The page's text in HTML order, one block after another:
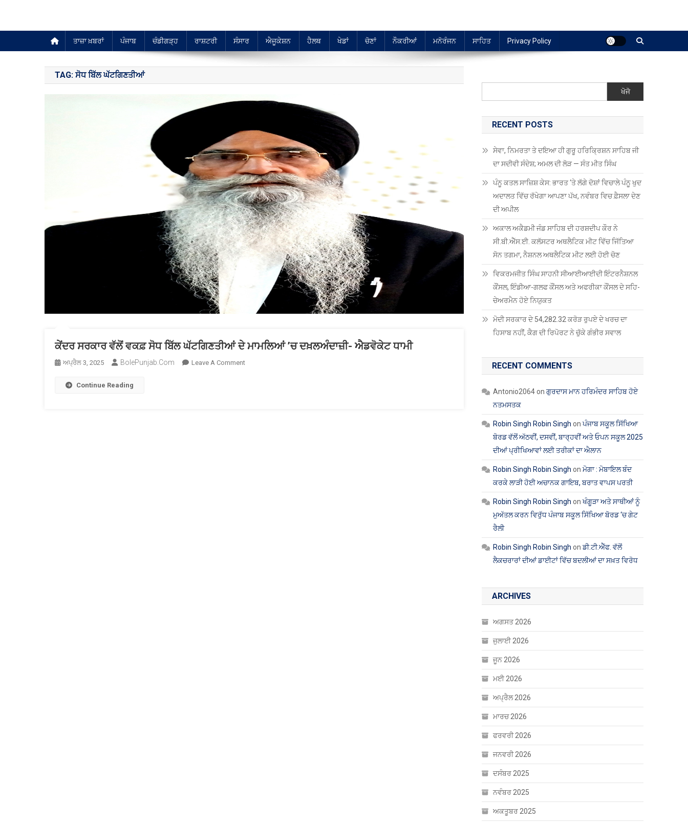
ਤਾਜ਼ਾ ਖ਼ਬਰਾਂ ਪੰਜਾਬ ਚੰਡੀਗੜ੍ਹ ਰਾਸ਼ਟਰੀ ਸੰਸਾਰ ਐਜੂਕੇਸ਼ਨ ਹੈਲਥ ਖੇਡਾਂ ਚੋਣਾਂ ਨੌਕਰੀਆਂ ਮਨੋਰੰਜਨ ਸਾਹਿਤ Privacy Policy
TAG:ਸੋਧ ਬਿੱਲ ਘੱਟਗਿਣਤੀਆਂ
ਕੇਂਦਰ ਸਰਕਾਰ ਵੱਲੋਂ ਵਕਫ਼ ਸੋਧ ਬਿੱਲ ਘੱਟਗਿਣਤੀਆਂ ਦੇ ਮਾਮਲਿਆਂ ’ਚ ਦਖ਼ਲਅੰਦਾਜ਼ੀ- ਐਡਵੋਕੇਟ ਧਾਮੀ
ਅਪ੍ਰੈਲ 3, 2025 BolePunjab.com Leave A CommentOn
Continue Reading
ਖੋਜੋ
RECENT POSTS
ਸੇਵਾ, ਨਿਮਰਤਾ ਤੇ ਦਇਆ ਹੀ ਗੁਰੂ ਹਰਿਕ੍ਰਿਸ਼ਨ ਸਾਹਿਬ ਜੀ
ਦਾ ਸਦੀਵੀ ਸੰਦੇਸ਼; ਅਮਲ ਦੀ ਲੋੜ — ਸੰਤ ਮੀਤ ਸਿੰਘ
ਪੰਨੂ ਕਤਲ ਸਾਜ਼ਿਸ਼ ਕੇਸ: ਭਾਰਤ ‘ਤੇ ਲੱਗੇ ਦੋਸ਼ਾਂ ਵਿਚਾਲੇ ਪੰਨੂ ਖੁਦ
ਅਦਾਲਤ ਵਿੱਚ ਰੱਖੇਗਾ ਆਪਣਾ ਪੱਖ, ਨਵੰਬਰ ਵਿਚ ਫ਼ੈਸਲਾ ਦੇਣ
ਦੀ ਅਪੀਲ
ਅਕਾਲ ਅਕੈਡਮੀ ਜੰਡ ਸਾਹਿਬ ਦੀ ਹਰਸ਼ਦੀਪ ਕੌਰ ਨੇ
ਸੀ.ਬੀ.ਐੱਸ.ਈ. ਕਲੱਸਟਰ ਅਥਲੈਟਿਕ ਮੀਟ ਵਿੱਚ ਜਿੱਤਿਆ
ਸੋਨ ਤਗਮਾ, ਨੈਸ਼ਨਲ ਅਥਲੈਟਿਕ ਮੀਟ ਲਈ ਹੋਈ ਚੋਣ
ਵਿਕਰਮਜੀਤ ਸਿੰਘ ਸਾਹਨੀ ਸੀਆਈਆਈਦੀ ਇੰਟਰਨੈਸ਼ਨਲ
ਕੌਂਸਲ, ਇੰਡੀਆ-ਗਲਫ ਕੌਂਸਲ ਅਤੇ ਅਫਰੀਕਾ ਕੌਂਸਲ ਦੇ ਸਹਿ-
ਚੇਅਰਮੈਨ ਹੋਏ ਨਿਯੁਕਤ
ਮੋਦੀ ਸਰਕਾਰ ਦੇ 54,282.32 ਕਰੋੜ ਰੁਪਏ ਦੇ ਖਰਚ ਦਾ
ਹਿਸਾਬ ਨਹੀਂ, ਕੈਗ ਦੀ ਰਿਪੋਰਟ ਨੇ ਚੁੱਕੇ ਗੰਭੀਰ ਸਵਾਲ
RECENT COMMENTS
Antonio2064onਗੁਰਦਾਸ ਮਾਨ ਹਰਿਮੰਦਰ ਸਾਹਿਬ ਹੋਏ
ਨਤਮਸਤਕ
Robin Singh Robin Singh onਪੰਜਾਬ ਸਕੂਲ ਸਿੱਖਿਆ
ਬੋਰਡ ਵੱਲੋਂ ਅੱਠਵੀਂ, ਦਸਵੀਂ, ਬਾਰ੍ਹਵੀਂ ਅਤੇ ਓਪਨ ਸਕੂਲ 2025
ਦੀਆਂ ਪ੍ਰੀਖਿਆਵਾਂ ਲਈ ਤਰੀਕਾਂ ਦਾ ਐਲਾਨ
Robin Singh Robin Singh onਮੋਗਾ : ਮੋਬਾਇਲ ਬੰਦ
ਕਰਕੇ ਲਾੜੀ ਹੋਈ ਅਚਾਨਕ ਗਾਇਬ, ਬਰਾਤ ਵਾਪਸ ਪਰਤੀ
Robin Singh Robin Singh onਖੰਗੂੜਾ ਅਤੇ ਸਾਥੀਆਂ ਨੂੰ
ਮੁਅੱਤਲ ਕਰਨ ਵਿਰੁੱਧ ਪੰਜਾਬ ਸਕੂਲ ਸਿੱਖਿਆ ਬੋਰਡ ‘ਚ ਗੇਟ
ਰੈਲੀ
Robin Singh Robin Singh onਡੀ.ਟੀ.ਐੱਫ. ਵੱਲੋਂ
ਲੈਕਚਰਾਰਾਂ ਦੀਆਂ ਡਾਈਟਾਂ ਵਿੱਚ ਬਦਲੀਆਂ ਦਾ ਸਖ਼ਤ ਵਿਰੋਧ
ARCHIVES
ਅਗਸਤ 2026
ਜੁਲਾਈ 2026
ਜੂਨ 2026
ਮਈ 2026
ਅਪ੍ਰੈਲ 2026
ਮਾਰਚ 2026
ਫਰਵਰੀ 2026
ਜਨਵਰੀ 2026
ਦਸੰਬਰ 2025
ਨਵੰਬਰ 2025
ਅਕਤੂਬਰ 2025